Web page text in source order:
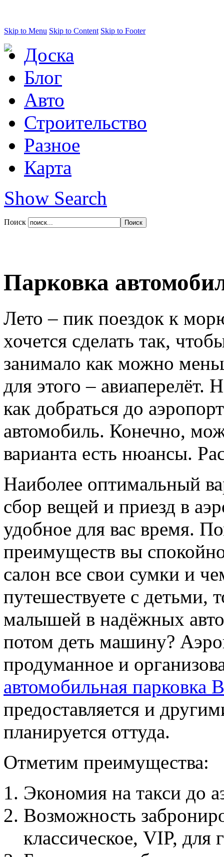
Skip to Menu Skip to Content Skip to Footer
Доска
Блог
Авто
Строительство
Разное
Карта
Show Search
Поиск
Парковка
Лето – пик поездок к
хочется сделать так,
занимало как можно
для этого – авиаперелёт.
как добраться до
автомобиль. Конечно,
варианта есть нюансы.
Наиболее оптимальный
сбор вещей и приезд в
удобное для вас время.
преимуществ вы
салон все свои сумки и
путешествуете с детьми,
малышей в надёжных
потом деть машину?
продуманное и
автомобильная парковка
предоставляется и
планируется оттуда.
Отметим преимущества:
Экономия на такси до
Возможность
классическое, VIP, для